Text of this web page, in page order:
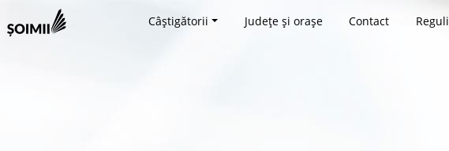
Câștigătorii Județe și orașe Contact Reguli